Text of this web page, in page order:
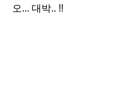
오... 대박.. !!